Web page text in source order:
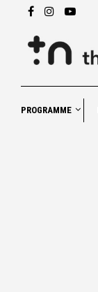
PROGRAMME